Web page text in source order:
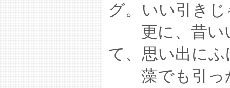
グ。いい引き
更に、昔い
て、思い出に
藻でも引っ